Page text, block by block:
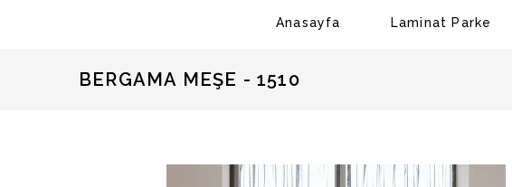
Anasayfa Laminat Parke
BERGAMA MEŞE - 1510